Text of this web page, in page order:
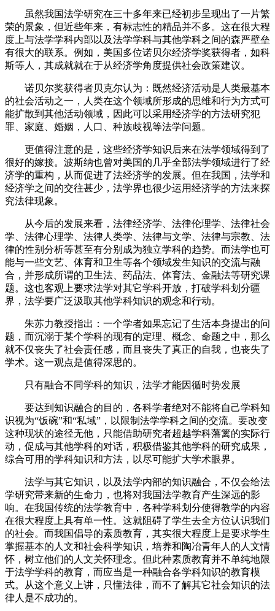
虽然我国法学研究在三十多年来已经初步呈现出了一片繁
荣的景象，但近些年来，有标志性的精品并不多。这在很大程
度上与法学学科内部以及法学学科与其他学科之间的森严壁垒
有很大的联系。例如，美国多位诺贝尔经济学奖获得者，如科
斯等人，其成就就在于从经济学角度提供社会政策建议。
诺贝尔奖获得者贝克尔认为：既然经济活动是人类最基本
的社会活动之一，人类在这个领域所形成的思维和行为方式可
能扩散到其他活动领域，因此可以采用经济学的方法研究犯
罪、家庭、婚姻，人口、种族歧视等法学问题。
更值得注意的是，这些经济学知识后来在法学领域得到了
很好的嫁接。波斯纳也曾对美国的几乎全部法学领域进行了经
济学的重构，从而促进了法经济学的发展。但在我国，法学和
经济学之间的交往甚少，法学界也很少运用经济学的方法来探
究法律现象。
从今后的发展来看，法律经济学、法律伦理学、法律社会
学、法律心理学、法律人类学、法律与文学、法律与宗教、法
律的性别分析等甚至有分别成为独立学科的趋势。而法学也可
能与一些文艺、体育和卫生等各个领域发生知识的交流与融
合，并形成所谓的卫生法、药品法、体育法、金融法等研究课
题。这也客观上要求法学对其它学科开放，打破学科划分疆
界，法学要广泛汲取其他学科知识的观念和行动。
朱苏力教授指出：一个学者如果忘记了生活本身提出的问
题，而沉溺于某个学科的现有的定理、概念、命题之中，那么
就不仅丧失了社会责任感，而且丧失了真正的自我，也丧失了
学术。这一观点是值得深思的。
只有融合不同学科的知识，法学才能因循时势发展
要达到知识融合的目的，各科学者绝对不能将自己学科知
识视为“饭碗”和“私域”，以限制法学学科之间的交流。要改变
这种现状的途径无他，只能借助研究者超越学科藩篱的实际行
动，促成与其他学科的对话，积极借鉴其他学科的研究成果，
综合可用的学科知识和方法，以尽可能扩大学术眼界。
法学与其它知识，以及法学内部的知识融合，不仅会给法
学研究带来新的生命力，也将对我国法学教育产生深远的影
响。在我国传统的法学教育中，各种学科划分使得教学的内容
在很大程度上具有单一性。这就阻碍了学生去全方位认识我们
的社会。而我国倡导的素质教育，其实很大程度上是要求学生
掌握基本的人文和社会科学知识，培养和陶冶青年人的人文情
怀，树立他们的人文关怀理念。但此种素质教育并不单纯地限
于法学学科的教育，而应当是一种融合各学科知识的教育模
式。从这个意义上讲，只懂法律，而不了解其它社会知识的法
律人是不成功的。